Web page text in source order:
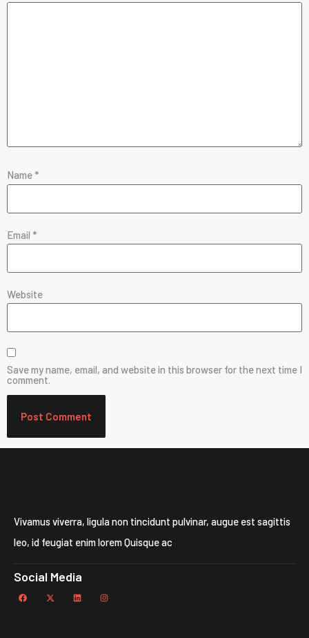
Name*
Email *
Website
Save my name, email, and website in this browser for the next time I
comment.
Vivamus viverra, ligula non tincidunt pulvinar, augue est sagittis
leo, id feugiat enim lorem Quisque ac
Social Media